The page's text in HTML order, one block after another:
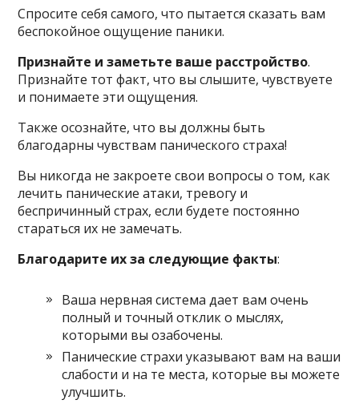
Спросите себя самого, что пытается сказать вам
беспокойное ощущение паники.
Признайте и заметьте ваше расстройство.
Признайте тот факт, что вы слышите, чувствуете
и понимаете эти ощущения.
Также осознайте, что вы должны быть
благодарны чувствам панического страха!
Вы никогда не закроете свои вопросы о том, как
лечить панические атаки, тревогу и
беспричинный страх, если будете постоянно
стараться их не замечать.
Благодарите их за следующие факты:
Ваша нервная система дает вам очень
полный и точный отклик о мыслях,
которыми вы озабочены.
Панические страхи указывают вам на ваши
слабости и на те места, которые вы можете
улучшить.